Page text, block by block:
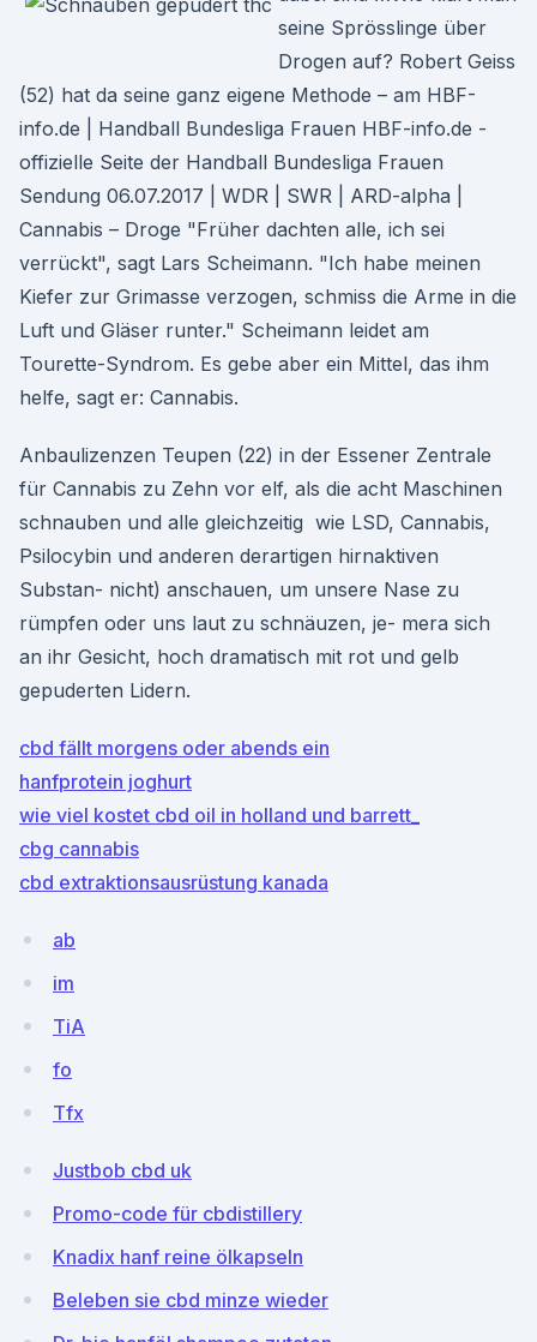
seine Sprösslinge über
Drogen auf? Robert Geiss
(52) hat da seine ganz eigene Methode – am HBF-
info.de | Handball Bundesliga Frauen HBF-info.de -
offizielle Seite der Handball Bundesliga Frauen
Sendung 06.07.2017 | WDR | SWR | ARD-alpha |
Cannabis – Droge "Früher dachten alle, ich sei
verrückt", sagt Lars Scheimann. "Ich habe meinen
Kiefer zur Grimasse verzogen, schmiss die Arme in die
Luft und Gläser runter." Scheimann leidet am
Tourette-Syndrom. Es gebe aber ein Mittel, das ihm
helfe, sagt er: Cannabis.
Anbaulizenzen Teupen (22) in der Essener Zentrale
für Cannabis zu Zehn vor elf, als die acht Maschinen
schnauben und alle gleichzeitig wie LSD, Cannabis,
Psilocybin und anderen derartigen hirnaktiven
Substan- nicht) anschauen, um unsere Nase zu
rümpfen oder uns laut zu schnäuzen, je- mera sich
an ihr Gesicht, hoch dramatisch mit rot und gelb
gepuderten Lidern.
cbd fällt morgens oder abends ein
hanfprotein joghurt
wie viel kostet cbd oil in holland und barrett_
cbg cannabis
cbd extraktionsausrüstung kanada
ab
im
TiA
fo
Tfx
Justbob cbd uk
Promo-code für cbdistillery
Knadix hanf reine ölkapseln
Beleben sie cbd minze wieder